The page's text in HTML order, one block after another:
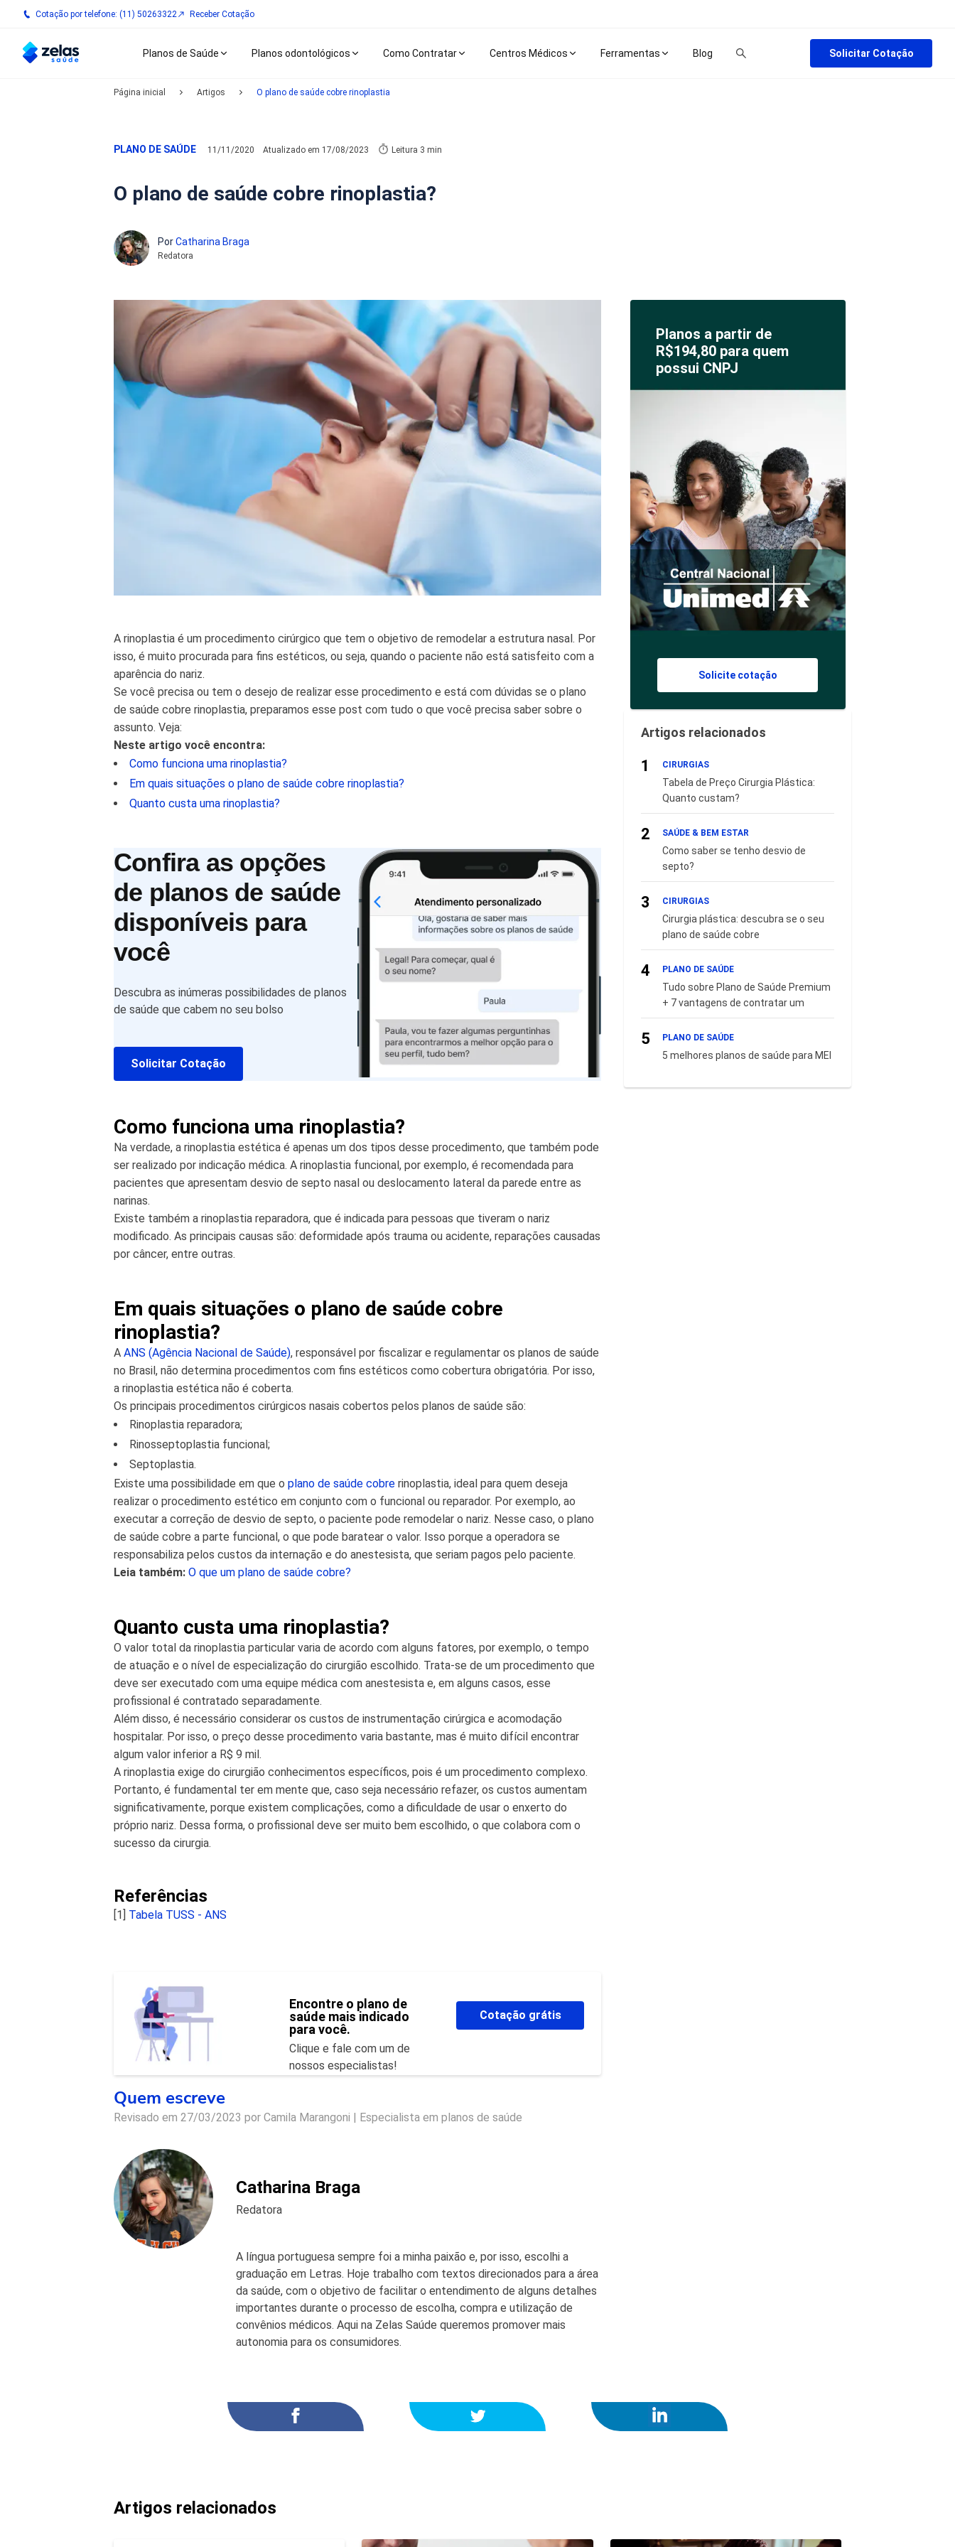
Cotação por telefone: (11) 50263322 Receber Cotação
Planos de Saúde Planos odontológicos Como Contratar Centros Médicos Ferramentas Blog Solicitar Cotação
Página inicial Artigos O plano de saúde cobre rinoplastia
PLANO DE SAÚDE 11/11/2020 Atualizado em 17/08/2023 Leitura 3 min
O plano de saúde cobre rinoplastia?
PorCatharina Braga
Redatora
A rinoplastia é um procedimento cirúrgico que tem o objetivo de remodelar a estrutura nasal. Por
isso, é muito procurada para fins estéticos, ou seja, quando o paciente não está satisfeito com a
aparência do nariz.
Se você precisa ou tem o desejo de realizar esse procedimento e está com dúvidas se o plano
de saúde cobre rinoplastia, preparamos esse post com tudo o que você precisa saber sobre o
assunto. Veja:
Neste artigo você encontra:
Como funciona uma rinoplastia?
Em quais situações o plano de saúde cobre rinoplastia?
Quanto custa uma rinoplastia?
Confira as opções
de planos de saúde
disponíveis para
você
Descubra as inúmeras possibilidades de planos
de saúde que cabem no seu bolso
Solicitar Cotação
Como funciona uma rinoplastia?
Na verdade, a rinoplastia estética é apenas um dos tipos desse procedimento, que também pode
ser realizado por indicação médica. A rinoplastia funcional, por exemplo, é recomendada para
pacientes que apresentam desvio de septo nasal ou deslocamento lateral da parede entre as
narinas.
Existe também a rinoplastia reparadora, que é indicada para pessoas que tiveram o nariz
modificado. As principais causas são: deformidade após trauma ou acidente, reparações causadas
por câncer, entre outras.
Em quais situações o plano de saúde cobre
rinoplastia?
A ANS (Agência Nacional de Saúde), responsável por fiscalizar e regulamentar os planos de saúde
no Brasil, não determina procedimentos com fins estéticos como cobertura obrigatória. Por isso,
a rinoplastia estética não é coberta.
Os principais procedimentos cirúrgicos nasais cobertos pelos planos de saúde são:
Rinoplastia reparadora;
Rinosseptoplastia funcional;
Septoplastia.
Existe uma possibilidade em que o plano de saúde cobre rinoplastia, ideal para quem deseja
realizar o procedimento estético em conjunto com o funcional ou reparador. Por exemplo, ao
executar a correção de desvio de septo, o paciente pode remodelar o nariz. Nesse caso, o plano
de saúde cobre a parte funcional, o que pode baratear o valor. Isso porque a operadora se
responsabiliza pelos custos da internação e do anestesista, que seriam pagos pelo paciente.
Leia também: O que um plano de saúde cobre?
Quanto custa uma rinoplastia?
O valor total da rinoplastia particular varia de acordo com alguns fatores, por exemplo, o tempo
de atuação e o nível de especialização do cirurgião escolhido. Trata-se de um procedimento que
deve ser executado com uma equipe médica com anestesista e, em alguns casos, esse
profissional é contratado separadamente.
Além disso, é necessário considerar os custos de instrumentação cirúrgica e acomodação
hospitalar. Por isso, o preço desse procedimento varia bastante, mas é muito difícil encontrar
algum valor inferior a R$ 9 mil.
A rinoplastia exige do cirurgião conhecimentos específicos, pois é um procedimento complexo.
Portanto, é fundamental ter em mente que, caso seja necessário refazer, os custos aumentam
significativamente, porque existem complicações, como a dificuldade de usar o enxerto do
próprio nariz. Dessa forma, o profissional deve ser muito bem escolhido, o que colabora com o
sucesso da cirurgia.
Referências
[1] Tabela TUSS - ANS
Encontre o plano de
saúde mais indicado
para você.
Clique e fale com um de
nossos especialistas!
Cotação grátis
Quem escreve
Revisado em 27/03/2023 por Camila Marangoni | Especialista em planos de saúde
Catharina Braga
Redatora
A língua portuguesa sempre foi a minha paixão e, por isso, escolhi a
graduação em Letras. Hoje trabalho com textos direcionados para a área
da saúde, com o objetivo de facilitar o entendimento de alguns detalhes
importantes durante o processo de escolha, compra e utilização de
convênios médicos. Aqui na Zelas Saúde queremos promover mais
autonomia para os consumidores.
Planos a partir de
R$194,80 para quem
possui CNPJ
Solicite cotação
Artigos relacionados
1 CIRURGIAS
Tabela de Preço Cirurgia Plástica:
Quanto custam?
2 SAÚDE & BEM ESTAR
Como saber se tenho desvio de
septo?
3 CIRURGIAS
Cirurgia plástica: descubra se o seu
plano de saúde cobre
4 PLANO DE SAÚDE
Tudo sobre Plano de Saúde Premium
+ 7 vantagens de contratar um
5 PLANO DE SAÚDE
5 melhores planos de saúde para MEI
Artigos relacionados